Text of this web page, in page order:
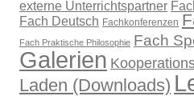
externe Unterrichtspartner
Fach Deutsch Fachkonferenzen
Fach Praktische Philosophie Fach
Galerien
Laden (Downloads)